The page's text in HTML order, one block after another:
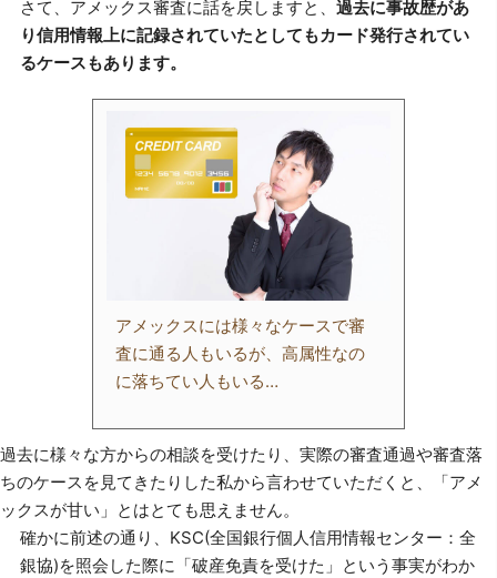
さて、アメックス審査に話を戻しますと、 過去に事故歴があ
り信用情報上に記録されていたとしてもカード発行されてい
るケースもあります。
アメックスには様々なケースで審
査に通る人もいるが、高属性なの
に落ちてい人もいる…
過去に様々な方からの相談を受けたり、実際の審査通過や審査落
ちのケースを見てきたりした私から言わせていただくと、「アメ
ックスが甘い」とはとても思えません。
確かに前述の通り、KSC(全国銀行個人信用情報センター：全
銀協)を照会した際に「破産免責を受けた」という事実がわか